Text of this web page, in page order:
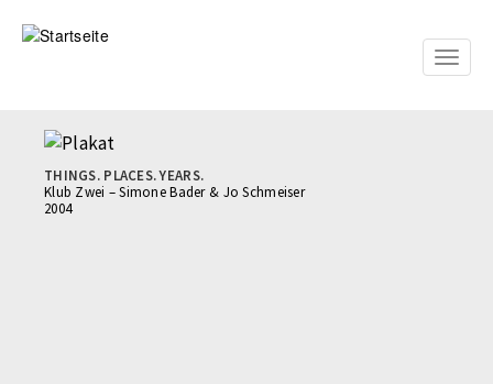
zum
Toggle
THINGS. PLACES. YEARS.
Klub Zwei – Simone Bader & Jo Schmeiser
2004